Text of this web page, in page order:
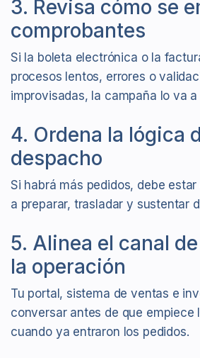
3. Revisa cómo se
comprobantes
Si la boleta electrónica o la
procesos lentos, errores o
improvisadas, la campaña lo va a
4. Ordena la lógica
despacho
Si habrá más pedidos, debe
a preparar, trasladar y sustentar
5. Alinea el canal
la operación
Tu portal, sistema de ventas e
conversar antes de que empiece
cuando ya entraron los pedidos.